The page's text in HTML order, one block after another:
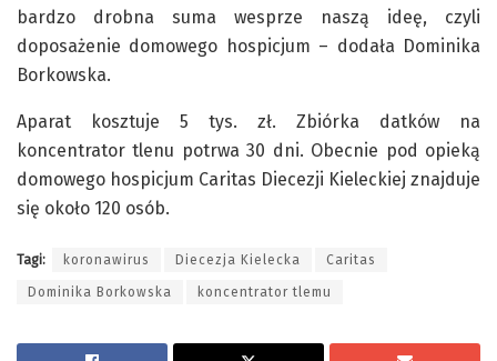
bardzo drobna suma wesprze naszą ideę, czyli
doposażenie domowego hospicjum – dodała Dominika
Borkowska.
Aparat kosztuje 5 tys. zł. Zbiórka datków na
koncentrator tlenu potrwa 30 dni. Obecnie pod opieką
domowego hospicjum Caritas Diecezji Kieleckiej znajduje
się około 120 osób.
Tagi: koronawirus Diecezja Kielecka Caritas
Dominika Borkowska koncentrator tlemu